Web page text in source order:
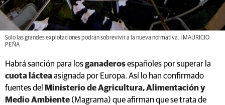
Solo las grandes explotaciones podrán sobrevivir a la nueva normativa. | MAURICIO
PEÑA
Habrá sanción para losganaderosespañoles por superar la
cuota lácteaasignada por Europa. Así lo han confirmado
fuentes del Ministerio de Agricultura, Alimentación y
Medio Ambiente (Magrama) que afirman que se trata de